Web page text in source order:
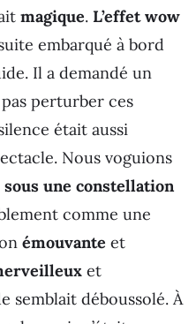
magique. L’effet wow
embarqué à bord
Il a demandé un
perturber ces
était aussi
Nous voguions
sous une constellation
comme une
émouvante et
et
semblait déboussolé. À